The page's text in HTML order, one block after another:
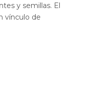
y semillas. El
vínculo de